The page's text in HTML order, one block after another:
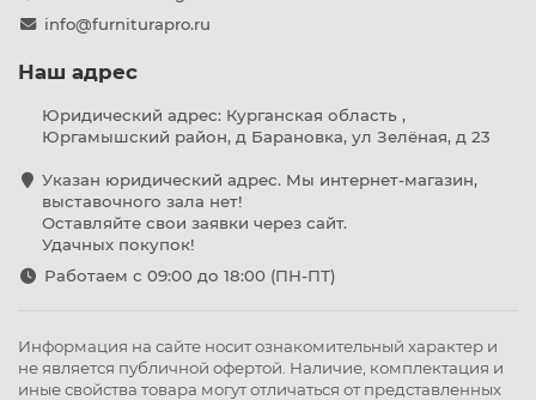
info@furniturapro.ru
Наш адрес
Юридический адрес: Курганская область ,
Юргамышский район, д Барановка, ул Зелёная, д 23
Указан юридический адрес. Мы интернет-магазин,
выставочного зала нет!
Оставляйте свои заявки через сайт.
Удачных покупок!
Работаем с 09:00 до 18:00 (ПН-ПТ)
Информация на сайте носит ознакомительный характер и
не является публичной офертой. Наличие, комплектация и
иные свойства товара могут отличаться от представленных